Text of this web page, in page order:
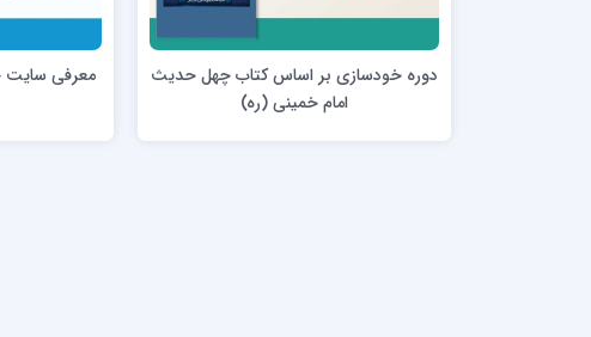
مدرسه علمیه امام خمینی (ره)
مدرسه امام حسن عسگری ع
مدرسه علمیه دارالحکمة
مدرسه علمیه دارالسلام
حوزه علمیه امام صادق علیه السلام پرند
امام حسن
دوره خودسازی بر اساس کتاب چهل حدیث
امام خمینی (ره)
معرفی